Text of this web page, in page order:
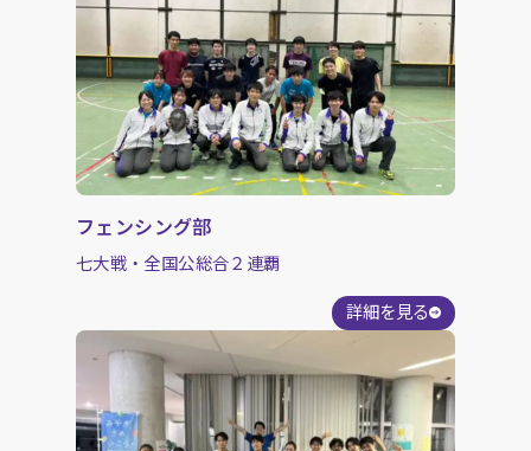
フェンシング部
七大戦・全国公総合２連覇
詳細を見る